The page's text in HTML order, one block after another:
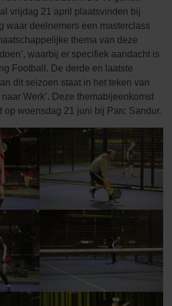
vrijdag 21 april plaatsvinden bij
waar deelnemers een masterclass
thema van deze
waarbij er specifiek aandacht is
Football. De derde en laatste
dit seizoen staat in het teken van
Werk’. Deze themabijeenkomst
op woensdag 21 juni bij Parc Sandur.